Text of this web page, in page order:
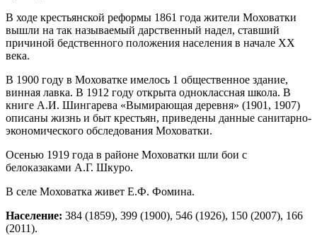
В ходе крестьянской реформы 1861 года жители Моховатки
вышли на так называемый дарственный надел, ставший
причиной бедственного положения населения в начале XX
века.
В 1900 году в Моховатке имелось 1 общественное здание,
винная лавка. В 1912 году открыта одноклассная школа. В
книге А.И. Шингарева «Вымирающая деревня» (1901, 1907)
описаны жизнь и быт крестьян, приведены данные санитарно-
экономического обследования Моховатки.
Осенью 1919 года в районе Моховатки шли бои с
белоказаками А.Г. Шкуро.
В селе Моховатка живет Е.Ф. Фомина.
Население: 384 (1859), 399 (1900), 546 (1926), 150 (2007), 166
(2011).